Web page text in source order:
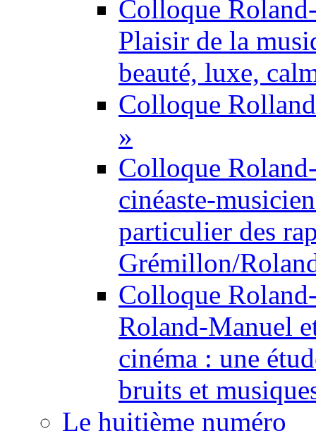
Colloque
Plaisir de la
beauté, luxe,
Colloque
»
Colloque
cinéaste-
particulier des
Grémillon/
Colloque
Roland-Manuel
cinéma : une
bruits et
Le huitième numéro